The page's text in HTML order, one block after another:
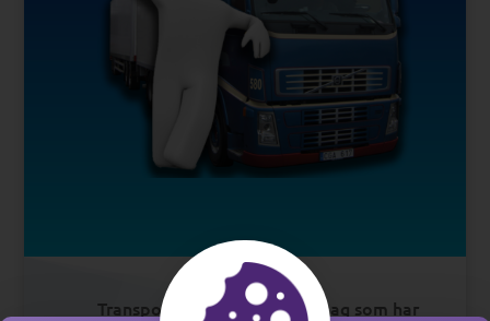
Transportpoolen är ett företag som har